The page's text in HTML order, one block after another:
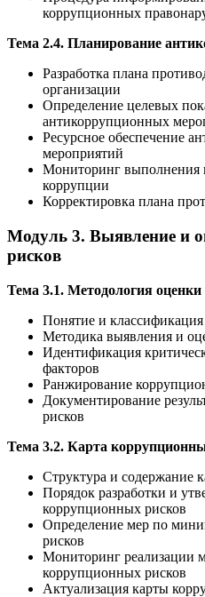
коррупционных
Тема 2.4. Планирование
Разработка плана
организации
Определение целевых
антикоррупционных
Ресурсное обеспечение
мероприятий
Мониторинг выполнения
коррупции
Корректировка плана
Модуль 3. Выявление и
рисков
Тема 3.1. Методология
Понятие и
Методика выявления и
Идентификация
факторов
Ранжирование
Документирование
рисков
Тема 3.2. Карта
Структура и содержание
Порядок разработки и
коррупционных рисков
Определение мер по
рисков
Мониторинг реализации
коррупционных рисков
Актуализация карты